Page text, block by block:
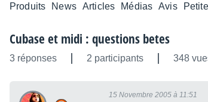
Produits News Articles Médias Avis
Cubase et midi : questions betes
3 réponses 2 participants 348
15 Novembre 2005 à 11:51